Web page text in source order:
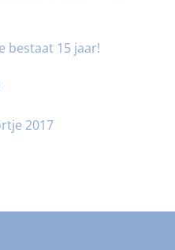
bestaat 15 jaar!
2017